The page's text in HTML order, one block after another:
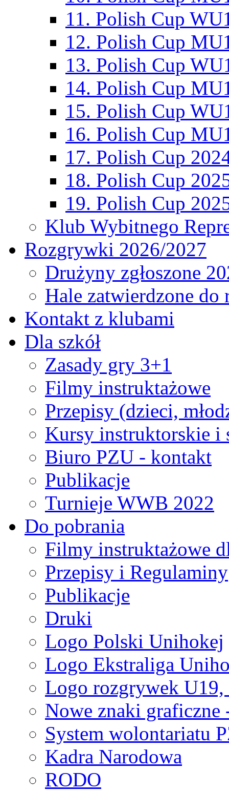
11. Polish Cup
12. Polish Cup
13. Polish Cup
14. Polish Cup
15. Polish Cup
16. Polish Cup
17. Polish Cup
18. Polish Cup
19. Polish Cup
Klub Wybitnego
Rozgrywki 2026/2027
Drużyny zgłoszone
Hale zatwierdzone
Kontakt z klubami
Dla szkół
Zasady gry 3+1
Filmy instruktażowe
Przepisy (dzieci,
Kursy instruktorskie i
Biuro PZU - kontakt
Publikacje
Turnieje WWB 2022
Do pobrania
Filmy instruktażowe
Przepisy i Regulaminy
Publikacje
Druki
Logo Polski Unihokej
Logo Ekstraliga
Logo rozgrywek
Nowe znaki graficzne
System wolontariatu
Kadra Narodowa
RODO